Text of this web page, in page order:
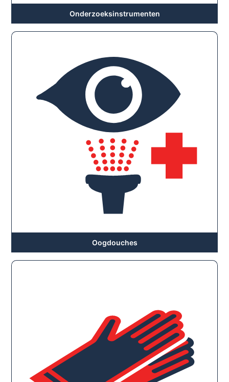
Onderzoeksinstrumenten
Oogdouches